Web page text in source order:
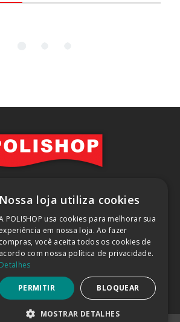
LTDA, inscrita no CNPJ/MF sob o nº
com sede na Rua Kanebo, nº 175,
Jundiaí/SP, CEP: 13213-090
100% SEGURA (SAIBA MAIS)
BAIXE NOSSO APP
Nossa loja utiliza cookies
POLISHOP usa cookies para melhorar sua
experiência em nossa loja. Ao fazer
compras, você aceita todos os cookies de
acordo com nossa política de privacidade.
Detalhes
PERMITIR BLOQUEAR
MOSTRAR DETALHES